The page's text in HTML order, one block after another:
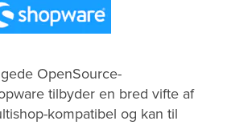
OpenSource-
tilbyder en bred vifte af
kompatibel og kan til